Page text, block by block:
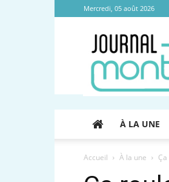
Mercredi, 05 août 2026
À LA UNE
Accueil À la une